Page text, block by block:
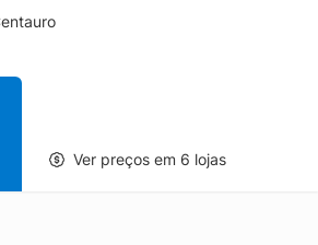
Ver preços em 6 lojas